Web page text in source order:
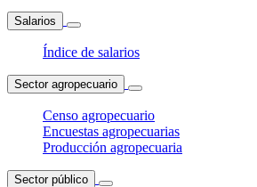
Salarios
Índice de salarios
Sector agropecuario
Censo agropecuario
Encuestas agropecuarias
Producción agropecuaria
Sector público